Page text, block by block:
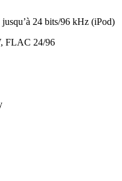
24 bits/96 kHz (iPod)
FLAC 24/96